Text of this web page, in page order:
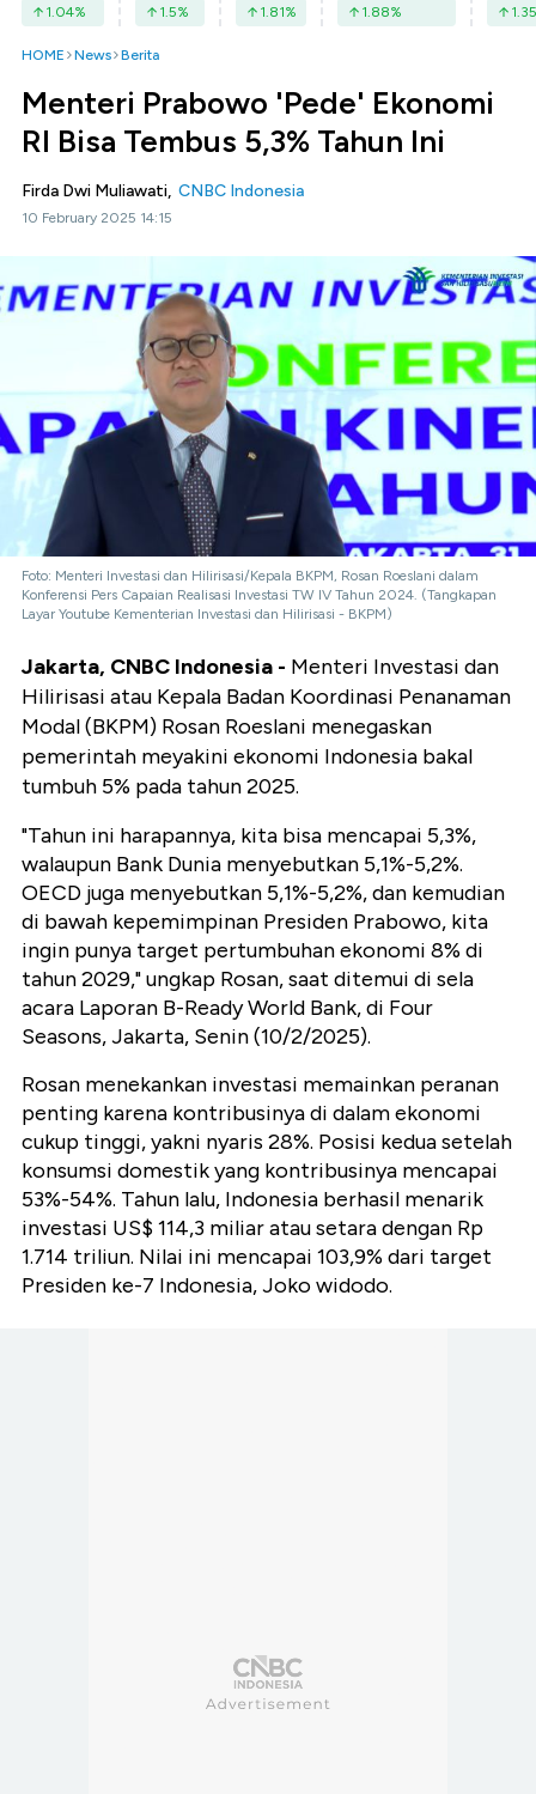
1.04% 1.5% 1.81% 1.88% 1.35
HOME News Berita
Menteri Prabowo 'Pede' Ekonomi
RI Bisa Tembus 5,3% Tahun Ini
Firda Dwi Muliawati, CNBC Indonesia
10 February 2025 14:15
Foto: Menteri Investasi dan Hilirisasi/Kepala BKPM, Rosan Roeslani dalam
Konferensi Pers Capaian Realisasi Investasi TW IV Tahun 2024. (Tangkapan
Layar Youtube Kementerian Investasi dan Hilirisasi - BKPM)
Jakarta, CNBC Indonesia - Menteri Investasi dan
Hilirisasi atau Kepala Badan Koordinasi Penanaman
Modal (BKPM) Rosan Roeslani menegaskan
pemerintah meyakini ekonomi Indonesia bakal
tumbuh 5% pada tahun 2025.
"Tahun ini harapannya, kita bisa mencapai 5,3%,
walaupun Bank Dunia menyebutkan 5,1%-5,2%.
OECD juga menyebutkan 5,1%-5,2%, dan kemudian
di bawah kepemimpinan Presiden Prabowo, kita
ingin punya target pertumbuhan ekonomi 8% di
tahun 2029," ungkap Rosan, saat ditemui di sela
acara Laporan B-Ready World Bank, di Four
Seasons, Jakarta, Senin (10/2/2025).
Rosan menekankan investasi memainkan peranan
penting karena kontribusinya di dalam ekonomi
cukup tinggi, yakni nyaris 28%. Posisi kedua setelah
konsumsi domestik yang kontribusinya mencapai
53%-54%. Tahun lalu, Indonesia berhasil menarik
investasi US$ 114,3 miliar atau setara dengan Rp
1.714 triliun. Nilai ini mencapai 103,9% dari target
Presiden ke-7 Indonesia, Joko widodo.